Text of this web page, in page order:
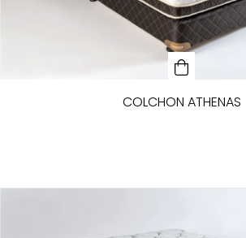
COLCHON ATHENAS